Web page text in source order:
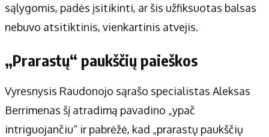
sąlygomis, padės įsitikinti, ar šis užfiksuotas balsas
nebuvo atsitiktinis, vienkartinis atvejis.
„Prarastų“ paukščių paieškos
Vyresnysis Raudonojo sąrašo specialistas Aleksas
Berrimenas šį atradimą pavadino „ypač
intriguojančiu“ ir pabrėžė, kad „prarastų paukščių